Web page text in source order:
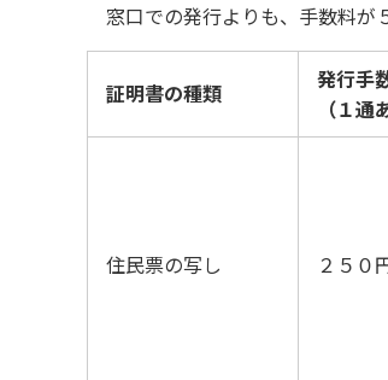
窓口での発行よりも、手数料が
証明書の種類
発行手
（１通
住民票の写し ２５０